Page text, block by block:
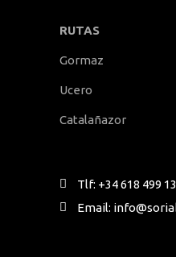
RUTAS
Gormaz
Ucero
Catalañazor
Tlf: +34 618 499
Email: